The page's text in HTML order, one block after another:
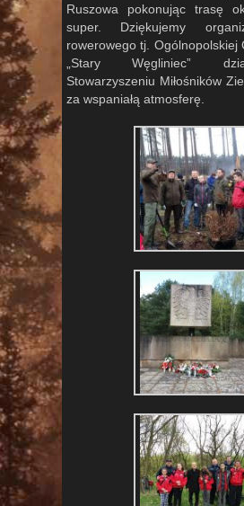
Ruszowa pokonując trasę
super. Dziękujemy
rowerowego tj. Ogólnopolskiej
„Stary Węgliniec”
Stowarzyszeniu Miłośników
za wspaniałą atmosferę.